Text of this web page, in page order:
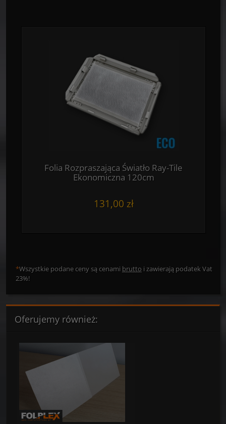
Folia Rozpraszająca Światło Ray-Tile
Ekonomiczna 120cm
131,00 zł
*Wszystkie podane ceny są cenami brutto i zawierają podatek Vat
23%!
Oferujemy również: